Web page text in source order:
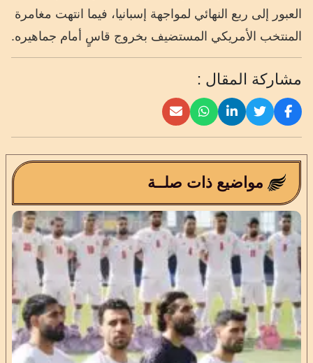
العبور إلى ربع النهائي لمواجهة إسبانيا، فيما انتهت مغامرة
المنتخب الأمريكي المستضيف بخروج قاسٍ أمام جماهيره.
مشاركة المقال :
مواضيع ذات صلــة